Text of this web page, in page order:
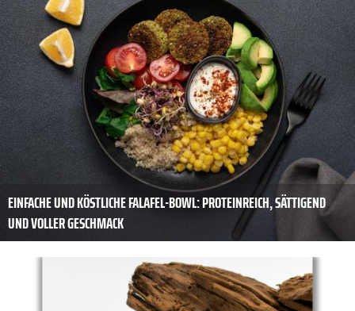
EINFACHE UND KÖSTLICHE FALAFEL-BOWL: PROTEINREICH, SÄTTIGEND
UND VOLLER GESCHMACK